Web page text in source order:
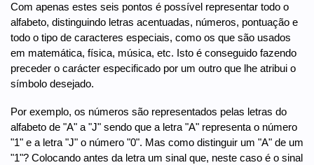
Com apenas estes seis pontos é possível representar todo o
alfabeto, distinguindo letras acentuadas, números, pontuação e
todo o tipo de caracteres especiais, como os que são usados
em matemática, física, música, etc. Isto é conseguido fazendo
preceder o carácter especificado por um outro que lhe atribui o
símbolo desejado.
Por exemplo, os números são representados pelas letras do
alfabeto de "A" a "J" sendo que a letra "A" representa o número
"1" e a letra "J" o número "0". Mas como distinguir um "A" de um
"1"? Colocando antes da letra um sinal que, neste caso é o sinal